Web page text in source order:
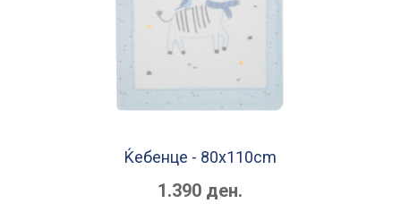
Ќебенце - 80х110cm
1.390 ден.